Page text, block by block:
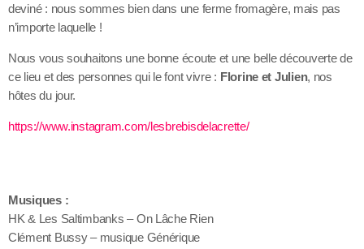
deviné : nous sommes bien dans une ferme fromagère, mais pas
n’importe laquelle !
Nous vous souhaitons une bonne écoute et une belle découverte de
ce lieu et des personnes qui le font vivre : Florine et Julien, nos
hôtes du jour.
https://www.instagram.com/lesbrebisdelacrette/
Musiques :
HK & Les Saltimbanks – On Lâche Rien
Clément Bussy – musique Générique